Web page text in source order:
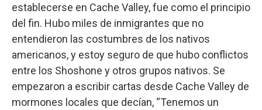
establecerse en Cache Valley, fue como el principio
del fin. Hubo miles de inmigrantes que no
entendieron las costumbres de los nativos
americanos, y estoy seguro de que hubo conflictos
entre los Shoshone y otros grupos nativos. Se
empezaron a escribir cartas desde Cache Valley de
mormones locales que decían, “Tenemos un